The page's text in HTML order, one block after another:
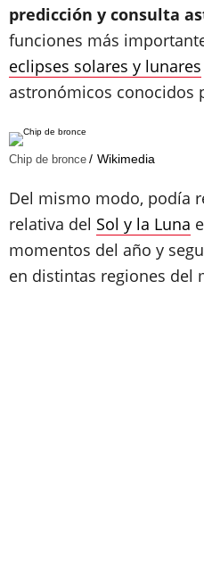
predicción y consulta
funciones más
eclipses solares y lunares
astronómicos conocidos
Chip de bronce Wikimedia
Del mismo modo, podía
relativa del Sol y la Luna
momentos del año y
en distintas regiones del